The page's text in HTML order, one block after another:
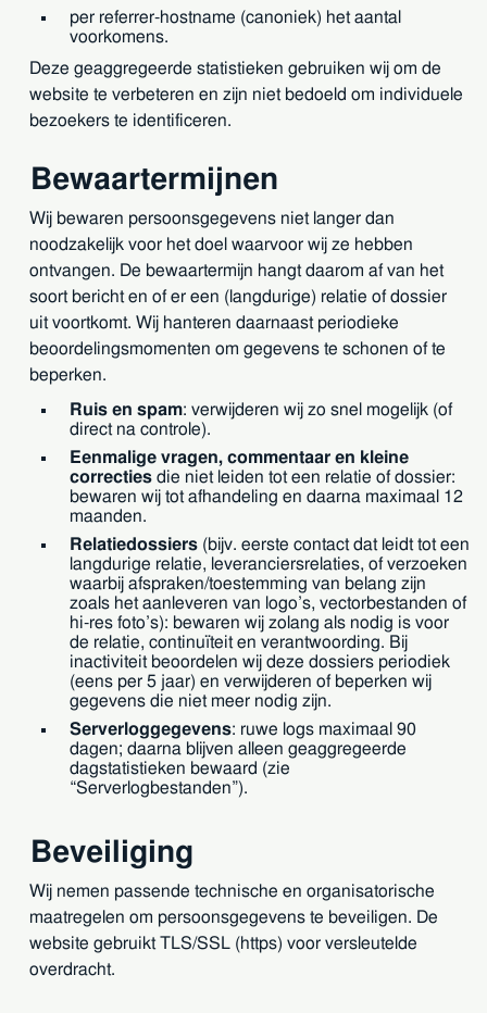
per referrer-hostname (canoniek) het aantal
voorkomens.
Deze geaggregeerde statistieken gebruiken wij om de
website te verbeteren en zijn niet bedoeld om individuele
bezoekers te identificeren.
Bewaartermijnen
Wij bewaren persoonsgegevens niet langer dan
noodzakelijk voor het doel waarvoor wij ze hebben
ontvangen. De bewaartermijn hangt daarom af van het
soort bericht en of er een (langdurige) relatie of dossier
uit voortkomt. Wij hanteren daarnaast periodieke
beoordelingsmomenten om gegevens te schonen of te
beperken.
Ruis en spam: verwijderen wij zo snel mogelijk (of
direct na controle).
Eenmalige vragen, commentaar en kleine
correctiesdie niet leiden tot een relatie of dossier:
bewaren wij tot afhandeling en daarna maximaal 12
maanden.
Relatiedossiers(bijv. eerste contact dat leidt tot een
langdurige relatie, leveranciersrelaties, of verzoeken
waarbij afspraken/toestemming van belang zijn
zoals het aanleveren van logo’s, vectorbestanden of
hi-res foto’s): bewaren wij zolang als nodig is voor
de relatie, continuïteit en verantwoording. Bij
inactiviteit beoordelen wij deze dossiers periodiek
(eens per 5 jaar) en verwijderen of beperken wij
gegevens die niet meer nodig zijn.
Serverloggegevens: ruwe logs maximaal 90
dagen; daarna blijven alleen geaggregeerde
dagstatistieken bewaard (zie
“Serverlogbestanden”).
Beveiliging
Wij nemen passende technische en organisatorische
maatregelen om persoonsgegevens te beveiligen. De
website gebruikt TLS/SSL (https) voor versleutelde
overdracht.